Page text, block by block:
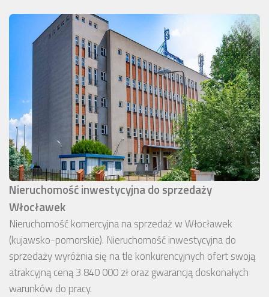
Nieruchomość inwestycyjna do sprzedaży
Włocławek
Nieruchomość komercyjna na sprzedaż w Włocławek
(kujawsko-pomorskie). Nieruchomość inwestycyjna do
sprzedaży wyróżnia się na tle konkurencyjnych ofert swoją
atrakcyjną ceną 3 840 000 zł oraz gwarancją doskonałych
warunków do pracy.